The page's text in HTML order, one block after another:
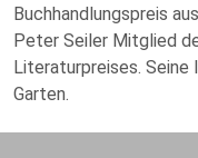
Buchhandlungspreis
Peter Seiler Mitglied
Literaturpreises.
Garten.